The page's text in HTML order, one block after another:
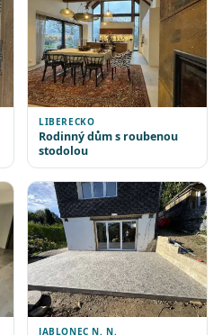
LIBERECKO
Rodinný dům s roubenou
stodolou
JABLONEC N. N.